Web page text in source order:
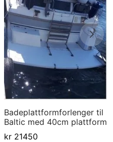
Badeplattformforlenger til
Baltic med 40cm plattform
kr21450